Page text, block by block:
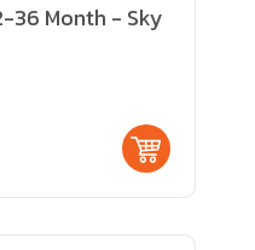
36 Month - Sky